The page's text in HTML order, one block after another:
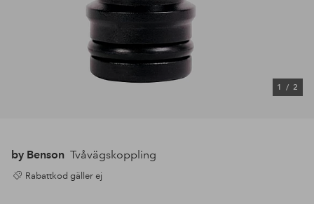
1 / 2
by Benson Tvåvägskoppling
Rabattkod gäller ej